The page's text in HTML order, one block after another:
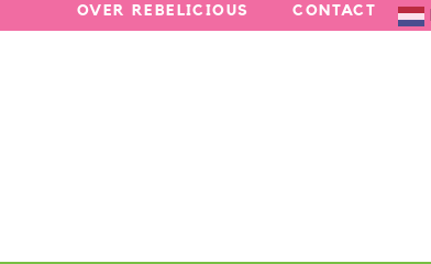
OVER REBELICIOUS CONTACT